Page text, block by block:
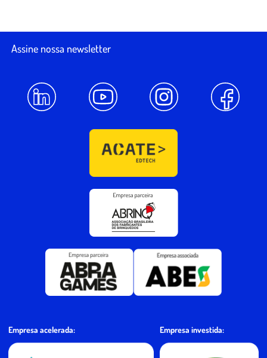
Assine nossa newsletter
Empresa acelerada: Empresa investida: